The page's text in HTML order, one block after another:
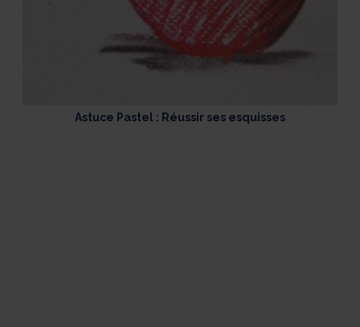
Astuce Pastel : Réussir ses esquisses